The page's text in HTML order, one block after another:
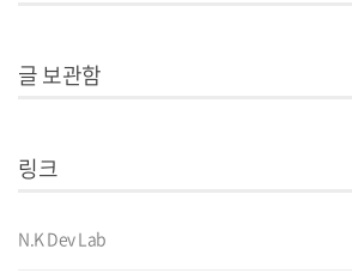
글 보관함
링크
N.K Dev Lab